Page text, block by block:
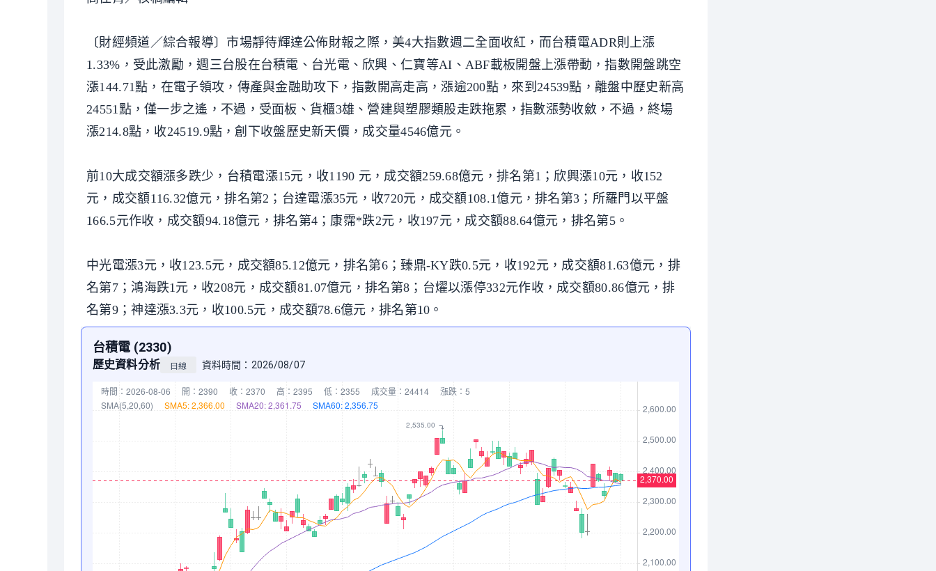
〔財經頻道／綜合報導〕市場靜待輝達公佈財報之際，美4大指數週二全面收紅，而台積電ADR則上漲
1.33%，受此激勵，週三台股在台積電、台光電、欣興、仁寶等AI、ABF載板開盤上漲帶動，指數開盤跳空
漲144.71點，在電子領攻，傳產與金融助攻下，指數開高走高，漲逾200點，來到24539點，離盤中歷史新高
24551點，僅一步之遙，不過，受面板、貨櫃3雄、營建與塑膠類股走跌拖累，指數漲勢收斂，不過，終場
漲214.8點，收24519.9點，創下收盤歷史新天價，成交量4546億元。
前10大成交額漲多跌少，台積電漲15元，收1190 元，成交額259.68億元，排名第1；欣興漲10元，收152
元，成交額116.32億元，排名第2；台達電漲35元，收720元，成交額108.1億元，排名第3；所羅門以平盤
166.5元作收，成交額94.18億元，排名第4；康霈*跌2元，收197元，成交額88.64億元，排名第5。
中光電漲3元，收123.5元，成交額85.12億元，排名第6；臻鼎-KY跌0.5元，收192元，成交額81.63億元，排
名第7；鴻海跌1元，收208元，成交額81.07億元，排名第8；台燿以漲停332元作收，成交額80.86億元，排
名第9；神達漲3.3元，收100.5元，成交額78.6億元，排名第10。